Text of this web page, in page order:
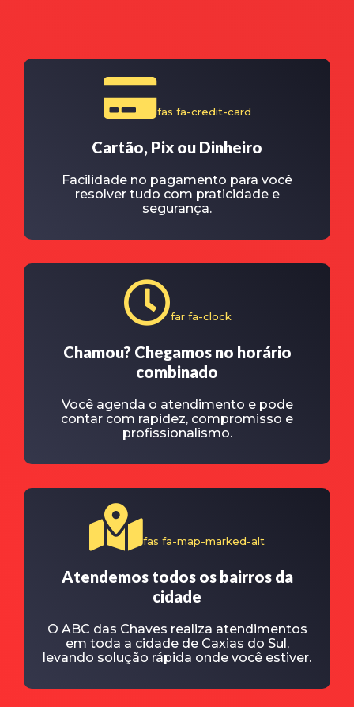
fas fa-credit-card
Cartão, Pix ou Dinheiro
Facilidade no pagamento para você
resolver tudo com praticidade e
segurança.
far fa-clock
Chamou? Chegamos no horário
combinado
Você agenda o atendimento e pode
contar com rapidez, compromisso e
profissionalismo.
fas fa-map-marked-alt
Atendemos todos os bairros da
cidade
O ABC das Chaves realiza atendimentos
em toda a cidade de Caxias do Sul,
levando solução rápida onde você estiver.